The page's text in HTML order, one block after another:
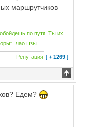
маршрутчиков
по пути. Ты их
Лао Цзы
Репутация: [+ 1269 ]
Едем?